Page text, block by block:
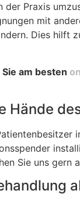
der Praxis
mit
Dies hilft
am besten
Hände
Sie uns gern